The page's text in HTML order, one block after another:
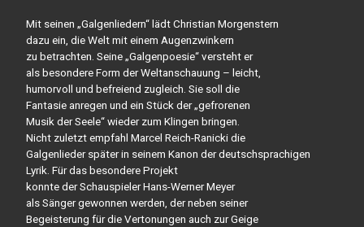
Mit seinen „Galgenliedern“ lädt Christian Morgenstern
dazu ein, die Welt mit einem Augenzwinkern
zu betrachten. Seine „Galgenpoesie“ versteht er
als besondere Form der Weltanschauung – leicht,
humorvoll und befreiend zugleich. Sie soll die
Fantasie anregen und ein Stück der „gefrorenen
Musik der Seele“ wieder zum Klingen bringen.
Nicht zuletzt empfahl Marcel Reich-Ranicki die
Galgenlieder später in seinem Kanon der deutschsprachigen
Lyrik. Für das besondere Projekt
konnte der Schauspieler Hans-Werner Meyer
als Sänger gewonnen werden, der neben seiner
Begeisterung für die Vertonungen auch zur Geige